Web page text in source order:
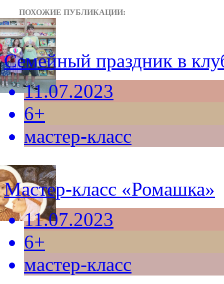
ПОХОЖИЕ ПУБЛИКАЦИИ:
Семейный праздник в
11.07.2023
6+
мастер-класс
Мастер-класс «Ромашка»
11.07.2023
6+
мастер-класс